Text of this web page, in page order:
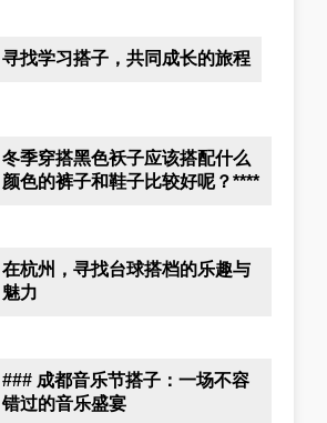
寻找学习搭子，共同成长的旅程
冬季穿搭黑色袄子应该搭配什么
颜色的裤子和鞋子比较好呢？****
在杭州，寻找台球搭档的乐趣与
魅力
### 成都音乐节搭子：一场不容
错过的音乐盛宴